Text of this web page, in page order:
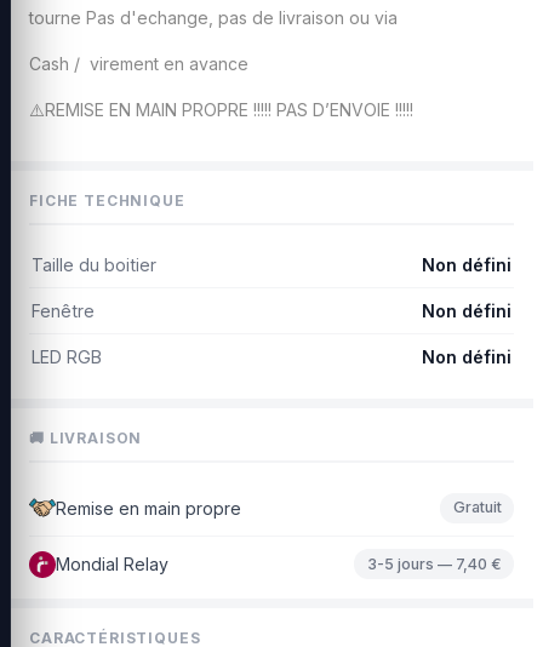
tourne Pas d'echange, pas de livraison ou via
Cash / virement en avance
⚠️REMISE EN MAIN PROPRE !!!!! PAS D’ENVOIE !!!!!
CARACTÉRISTIQUES
FICHE TECHNIQUE
Taille du boitier Non défini
Fenêtre Non défini
LED RGB Non défini
🚚 LIVRAISON
Remise en main propre Gratuit
Mondial Relay 3-5 jours — 7,40 €